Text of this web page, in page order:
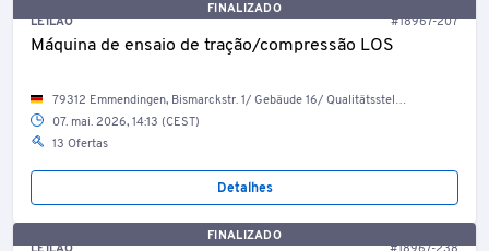
FINALIZADO
LEILÃO
#18967-207
Máquina de ensaio de tração/compressão LOS
79312 Emmendingen, Bismarckstr. 1/ Gebäude 16/ Qualitätsstelle/ Messraum 1
07. mai. 2026, 14:13 (CEST)
13 Ofertas
Detalhes
FINALIZADO